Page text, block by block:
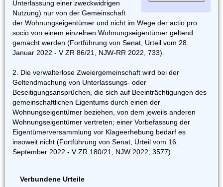
Unterlassung einer zweckwidrigen
Nutzung) nur von der Gemeinschaft
der Wohnungseigentümer und nicht im Wege der actio pro
socio von einem einzelnen Wohnungseigentümer geltend
gemacht werden (Fortführung von Senat, Urteil vom 28.
Januar 2022 - V ZR 86/21, NJW-RR 2022, 733).
2. Die verwalterlose Zweiergemeinschaft wird bei der
Geltendmachung von Unterlassungs- oder
Beseitigungsansprüchen, die sich auf Beeinträchtigungen des
gemeinschaftlichen Eigentums durch einen der
Wohnungseigentümer beziehen, von dem jeweils anderen
Wohnungseigentümer vertreten; einer Vorbefassung der
Eigentümerversammlung vor Klageerhebung bedarf es
insoweit nicht (Fortführung von Senat, Urteil vom 16.
September 2022 - V ZR 180/21, NJW 2022, 3577).
Verbundene Urteile